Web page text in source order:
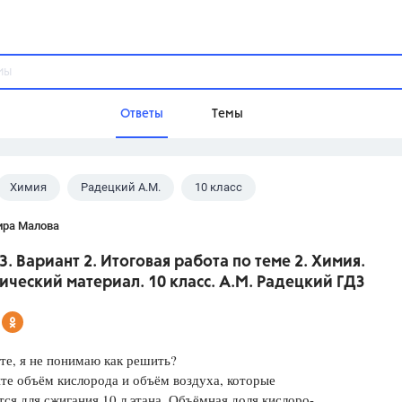
Ответы Темы
Домашнее задание
Разумовская М.М.,
Химия Радецкий А.М. 10 класс
Малова
Вариант 2. Итоговая работа по теме 2. Химия.
материал. 10 класс. А.М. Радецкий ГДЗ
я не понимаю как решить?
объём кислорода и объём воздуха, которые